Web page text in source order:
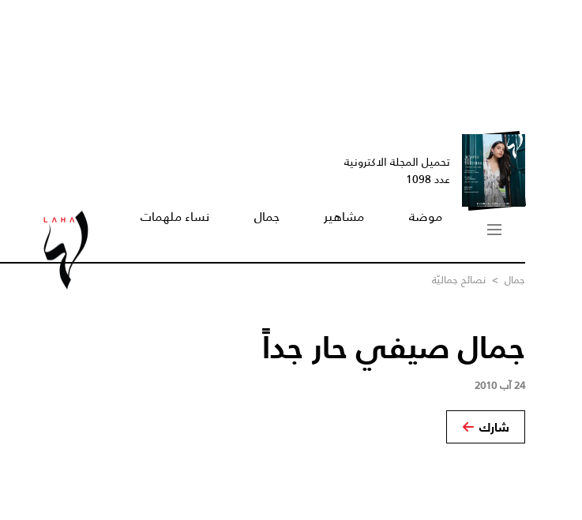
تحميل المجلة الاكترونية
عدد 1098
موضة مشاهير جمال نساء ملهمات
جمال > نصائح جماليّة
جمال صيفي حار جداً
24 آب 2010
شارك